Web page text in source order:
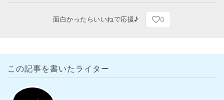
面白かったらいいねで応援♪ 0
この記事を書いたライター